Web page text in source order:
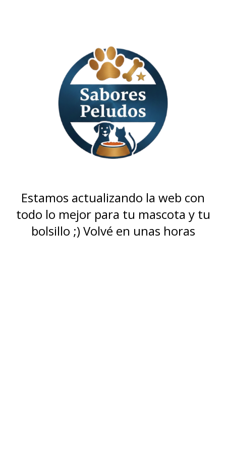
Estamos actualizando la web con
todo lo mejor para tu mascota y tu
bolsillo ;) Volvé en unas horas